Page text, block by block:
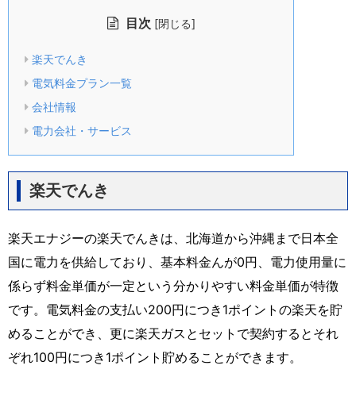
目次 [閉じる]
楽天でんき
電気料金プラン一覧
会社情報
電力会社・サービス
楽天でんき
楽天エナジーの楽天でんきは、北海道から沖縄まで日本全
国に電力を供給しており、基本料金んが0円、電力使用量に
係らず料金単価が一定という分かりやすい料金単価が特徴
です。電気料金の支払い200円につき1ポイントの楽天を貯
めることができ、更に楽天ガスとセットで契約するとそれ
ぞれ100円につき1ポイント貯めることができます。